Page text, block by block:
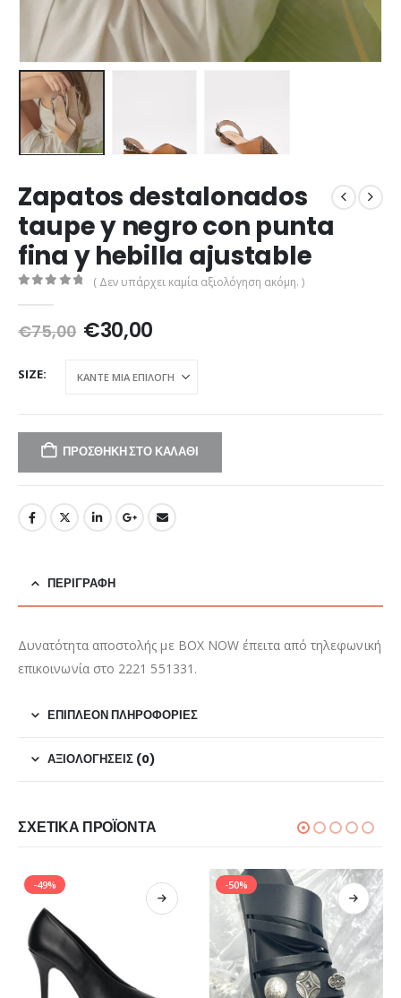
Zapatos destalonados
taupe y negro con punta
fina y hebilla ajustable
( Δεν υπάρχει καμία αξιολόγηση ακόμη. )
€75,00 Original
price
was:
€75,00.
€30,00Η
τιμή
είναι:
€30,00.
SIZE
ΠΡΟΣΘΉΚΗ ΣΤΟ ΚΑΛΆΘΙ
ΠΕΡΙΓΡΑΦΉ
Δυνατότητα αποστολής με BOX NOW έπειτα από τηλεφωνική
επικοινωνία στο 2221 551331.
ΕΠΙΠΛΈΟΝ ΠΛΗΡΟΦΟΡΊΕΣ
ΑΞΙΟΛΟΓΉΣΕΙΣ (0)
ΣΧΕΤΙΚΆ ΠΡΟΪΌΝΤΑ
-49% -50%